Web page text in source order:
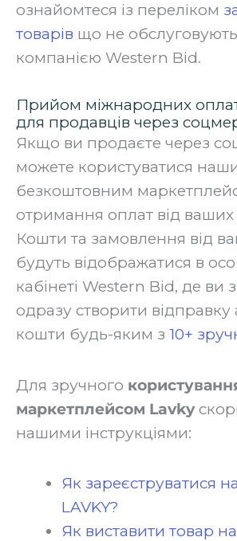
ознайомтеся із переліком
товарів що не
компанією Western Bid.
Прийом міжнародних оплат
для продавців через
Якщо ви продаєте через
можете користуватися
безкоштовним
отримання оплат від ваших
Кошти та замовлення від
будуть відображатися в
кабінеті Western Bid, де ви
одразу створити відправку
кошти будь-яким з 10+
‍Для зручного
маркетплейсом Lavky
нашими інструкціями:‍
Як зареєструватися
LAVKY?
Як виставити товар